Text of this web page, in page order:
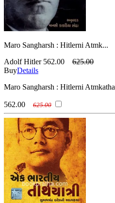
Maro Sangharsh : Hitlerni Atmk...
Adolf Hitler 562.00
625.00
BuyDetails
Maro Sangharsh : Hitlerni Atmkatha
562.00 625.00